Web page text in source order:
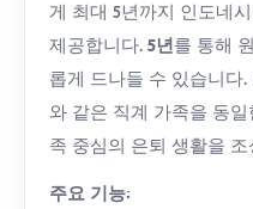
게 최대 5년까지 인도네
제공합니다.5년를 통해
롭게 드나들 수 있습니다
와 같은 직계 가족을 동
족 중심의 은퇴 생활을
주요 기능: